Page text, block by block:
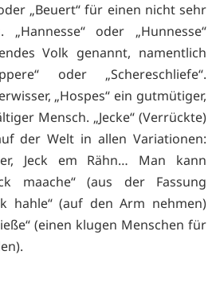
„Beuert“ für einen nicht sehr
„Hannesse“ oder „Hunnesse“
Volk genannt, namentlich
oder „Schereschliefe“.
„Hospes“ ein gutmütiger,
Mensch. „Jecke“ (Verrückte)
der Welt in allen Variationen:
Jeck em Rähn… Man kann
maache“ (aus der Fassung
hahle“ (auf den Arm nehmen)
(einen klugen Menschen für